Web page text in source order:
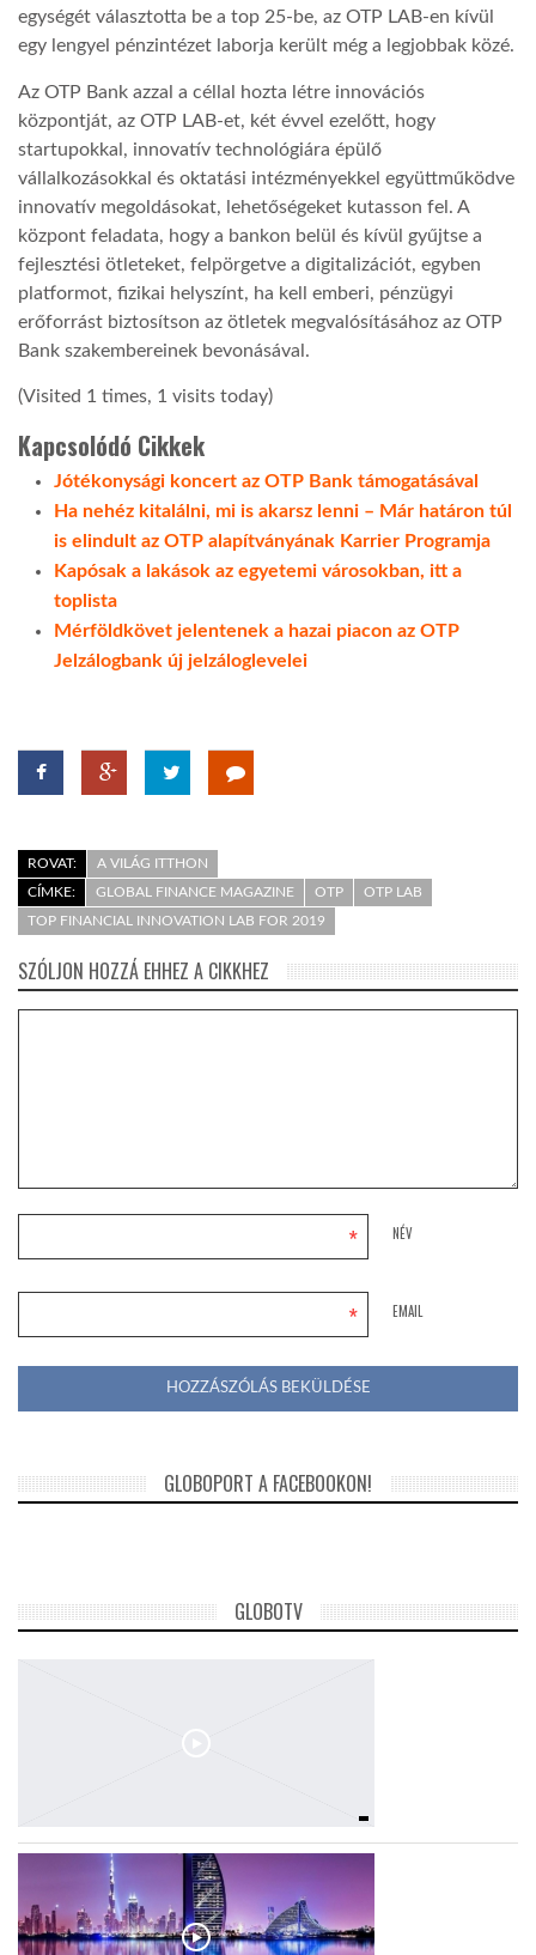
AFRIKA TUDÁSTÁR
A NAP SZÉPE
GLOBOZSARU
DOBRAVERO.HU
LATIMO.HU
GLOBOBOOK
egységét választotta be a top 25-be, az OTP LAB-en kívül
egy lengyel pénzintézet laborja került még a legjobbak közé.
Az OTP Bank azzal a céllal hozta létre innovációs
központját, az OTP LAB-et, két évvel ezelőtt, hogy
startupokkal, innovatív technológiára épülő
vállalkozásokkal és oktatási intézményekkel együttműködve
innovatív megoldásokat, lehetőségeket kutasson fel. A
központ feladata, hogy a bankon belül és kívül gyűjtse a
fejlesztési ötleteket, felpörgetve a digitalizációt, egyben
platformot, fizikai helyszínt, ha kell emberi, pénzügyi
erőforrást biztosítson az ötletek megvalósításához az OTP
Bank szakembereinek bevonásával.
(Visited 1 times, 1 visits today)
Kapcsolódó Cikkek
Jótékonysági koncert az OTP Bank támogatásával
Ha nehéz kitalálni, mi is akarsz lenni – Már határon túl
is elindult az OTP alapítványának Karrier Programja
Kapósak a lakások az egyetemi városokban, itt a
toplista
Mérföldkövet jelentenek a hazai piacon az OTP
Jelzálogbank új jelzáloglevelei
ROVAT:
A VILÁG ITTHON
CÍMKE:
GLOBAL FINANCE MAGAZINE OTP
OTP LAB
TOP FINANCIAL INNOVATION LAB FOR 2019
SZÓLJON HOZZÁ EHHEZ A CIKKHEZ
NÉV
*
EMAIL
*
GLOBOPORT A FACEBOOKON!
GLOBOTV